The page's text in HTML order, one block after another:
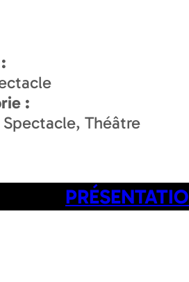
:
:
Théâtre